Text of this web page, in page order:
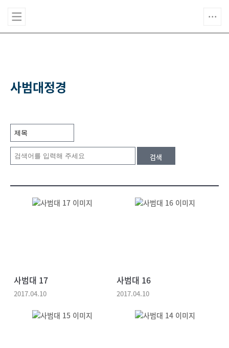
사범대정경
검색
사범대 17
2017.04.10
사범대 16
2017.04.10